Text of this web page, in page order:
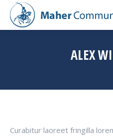
ALEX
Curabitur laoreet fringilla